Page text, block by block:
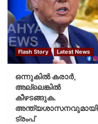
Flash Story Latest News
ഒന്നുകില്‍ കരാര്‍,
അല്ലെങ്കില്‍
കീഴടങ്ങുക.
അന്ത്യശാസനവുമായി
ട്രംപ്